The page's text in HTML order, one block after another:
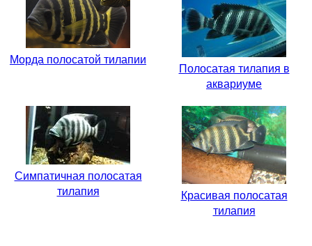
Морда полосатой тилапии
Полосатая тилапия в
аквариуме
Симпатичная полосатая
тилапия
Красивая полосатая
тилапия